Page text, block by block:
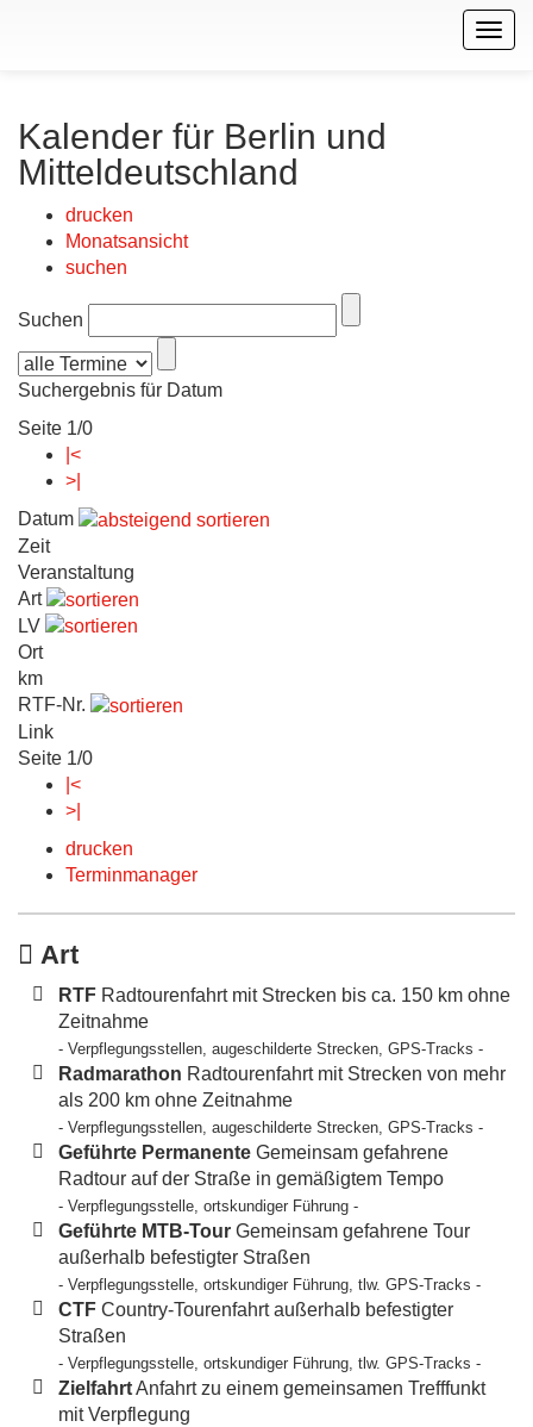
Kalender für Berlin und
Mitteldeutschland
drucken
Monatsansicht
suchen
Suchen
Suchergebnis für Datum
Seite 1/0
|<
>|
Datum
Zeit
Veranstaltung
Art
LV
Ort
km
RTF-Nr.
Link
Seite 1/0
|<
>|
drucken
Terminmanager
Art
RTF Radtourenfahrt mit Strecken bis ca. 150 km ohne
Zeitnahme
- Verpflegungsstellen, augeschilderte Strecken, GPS-Tracks -
Radmarathon Radtourenfahrt mit Strecken von mehr
als 200 km ohne Zeitnahme
- Verpflegungsstellen, augeschilderte Strecken, GPS-Tracks -
Geführte Permanente Gemeinsam gefahrene
Radtour auf der Straße in gemäßigtem Tempo
- Verpflegungsstelle, ortskundiger Führung -
Geführte MTB-Tour Gemeinsam gefahrene Tour
außerhalb befestigter Straßen
- Verpflegungsstelle, ortskundiger Führung, tlw. GPS-Tracks -
CTF Country-Tourenfahrt außerhalb befestigter
Straßen
- Verpflegungsstelle, ortskundiger Führung, tlw. GPS-Tracks -
ZielfahrtAnfahrt zu einem gemeinsamen Trefffunkt
mit Verpflegung